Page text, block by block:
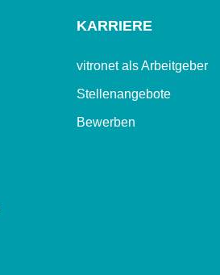
KARRIERE
vitronet als Arbeitgeber
Stellenangebote(Standort)
Bewerben